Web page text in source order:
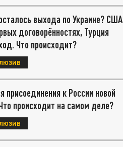
выхода по Украине? США
договорённостях, Турция
Что происходит?
присоединения к России новой
происходит на самом деле?